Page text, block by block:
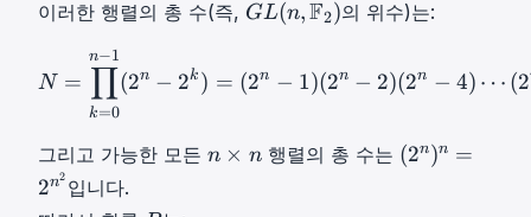
_
^
T
,
_
^
{
}
{
}
^
1
}
k
-
2
−
^
이러한 행렬의 총 수(즉, G
n
F
GL(n,F2)의 위수)는:
N =
k=0
∏
n−1
(2n − 2k ) = (2n − 1)(2n − 2)(2n − 4) ⋯ (2
그리고 가능한 모든 n
n × n행렬의 총 수는 (
(2n)n =
2n2 입니다.